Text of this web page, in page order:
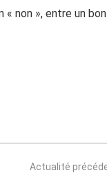
« non », entre un
Actualité